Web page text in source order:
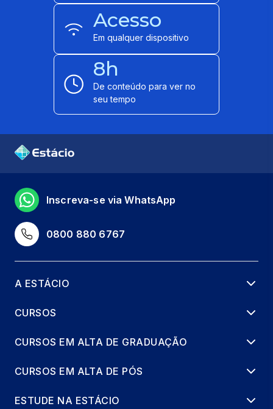
Acesso
Em qualquer dispositivo
8h
De conteúdo para ver no
seu tempo
0800 880 6767
Inscreva-se via WhatsApp
A ESTÁCIO
CURSOS
CURSOS EM ALTA DE GRADUAÇÃO
CURSOS EM ALTA DE PÓS
ESTUDE NA ESTÁCIO